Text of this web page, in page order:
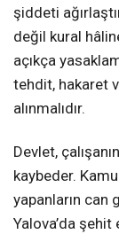
şiddeti
değil kural
açıkça
tehdit, hakaret
alınmalıdır.
Devlet,
kaybeder.
yapanların can
Yalova’da şehit